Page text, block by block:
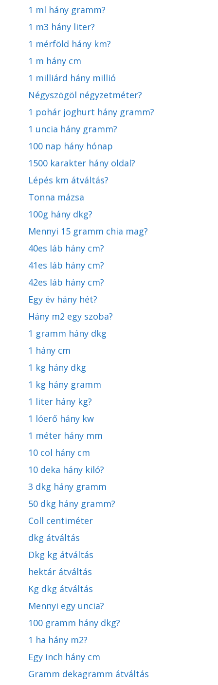
1 ml hány gramm?
1 m3 hány liter?
1 mérföld hány km?
1 m hány cm
1 milliárd hány millió
Négyszögöl négyzetméter?
1 pohár joghurt hány gramm?
1 uncia hány gramm?
100 nap hány hónap
1500 karakter hány oldal?
Lépés km átváltás?
Tonna mázsa
100g hány dkg?
Mennyi 15 gramm chia mag?
40es láb hány cm?
41es láb hány cm?
42es láb hány cm?
Egy év hány hét?
Hány m2 egy szoba?
1 gramm hány dkg
1 hány cm
1 kg hány dkg
1 kg hány gramm
1 liter hány kg?
1 lóerő hány kw
1 méter hány mm
10 col hány cm
10 deka hány kiló?
3 dkg hány gramm
50 dkg hány gramm?
Coll centiméter
dkg átváltás
Dkg kg átváltás
hektár átváltás
Kg dkg átváltás
Mennyi egy uncia?
100 gramm hány dkg?
1 ha hány m2?
Egy inch hány cm
Gramm dekagramm átváltás